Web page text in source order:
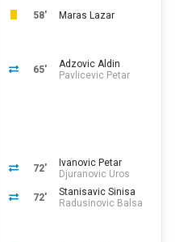
58' Maras Lazar
65'
Adzovic Aldin
Pavlicevic Petar
72'
Ivanovic Petar
Djuranovic Uros
72'
Stanisavic Sinisa
Radusinovic Balsa